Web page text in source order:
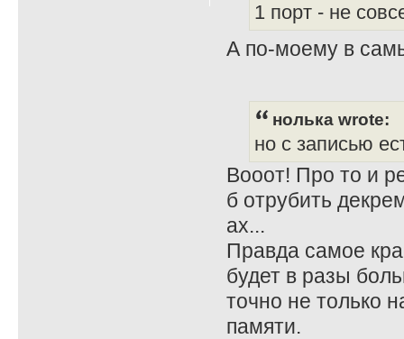
1 порт - не
А по-моему в
нолька wrote:
но с записью
Вооот! Про то и
б отрубить
ах...
Правда самое
будет в разы
точно не только
памяти.